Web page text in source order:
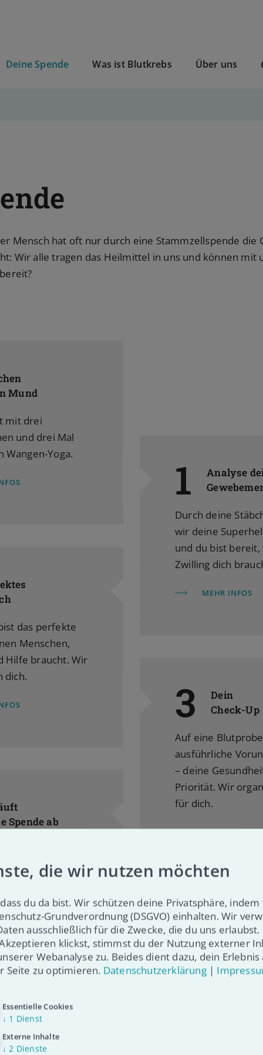
Deine Spende Was ist Blutkrebs Über uns
Mensch hat oft nur durch eine Stammzellspende die
Wir alle tragen das Heilmittel in uns und können mit
Mund
mit drei
und drei Mal
Wangen-Yoga.
1
Analyse
Durch deine
wir deine
und du bist bereit,
Zwilling dich
MEHR INFOS
das perfekte
Menschen,
Hilfe braucht. Wir
dich.
3
Dein
Check-Up
Auf eine
ausführliche
– deine
Priorität. Wir
für dich.
MEHR INFOS
Spende ab
über die
und in
Beckenkamm.
5
Nach
Heldentat
Yeah, du bist
die wir nutzen möchten
du da bist. Wir schützen deine Privatsphäre,
Grundverordnung (DSGVO) einhalten. Wir
ausschließlich für die Zwecke, die du uns
klickst, stimmst du der Nutzung externer
Webanalyse zu. Beides dient dazu, dein Erlebnis
Seite zu optimieren. Datenschutzerklärung|
Essentielle Cookies
↓ 1 Dienst
Externe Inhalte
↓ 2 Dienste